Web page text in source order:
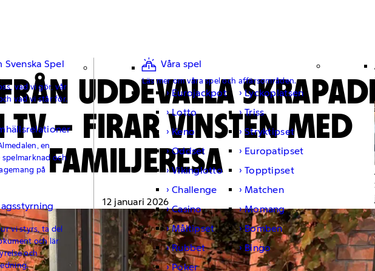
Svenska Spel
vad vi gör, vår
vad vi står för.
en
och
på
vi styrs, ta del
och lär
och
Våra spel
Läs mer om våra spel och affärsområden.
Eurojackpot
Lyckoplatsen
Lotto
Triss
Keno
Stryktipset
Oddset
Europatipset
Vikinglotto
Topptipset
Challenge
Matchen
Casino
Momang
Måltipset
Bomben
Rubbet
Bingo
Poker
UDDEVALLA
TV – FIRAR VINSTEN MED
FAMILJERESA
12 januari 2026